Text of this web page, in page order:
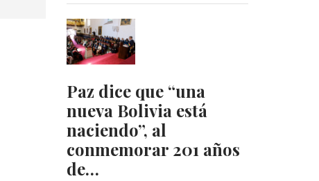
Paz dice que “una
nueva Bolivia está
naciendo”, al
conmemorar 201 años
de…